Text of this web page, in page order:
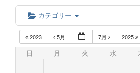
カテゴリー
2023 5月 7月 2025
日 月 火 水